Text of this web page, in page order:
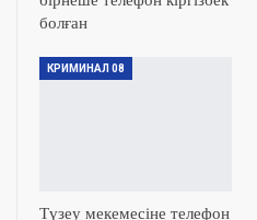
болған
КРИМИНАЛ 08
Түзеу мекемесіне телефон